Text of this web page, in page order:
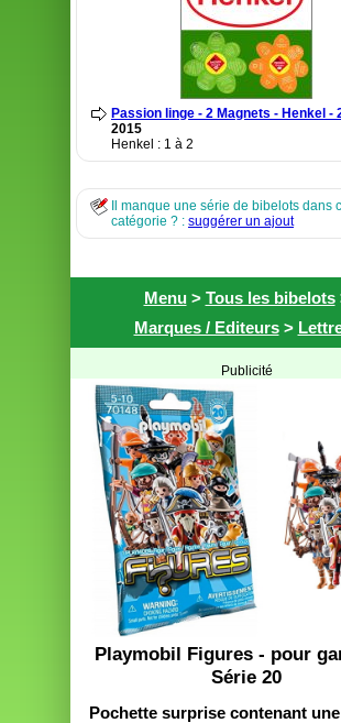
Passion linge - 2 Magnets - Henkel -
2015
Henkel : 1 à 2
Il manque une série de bibelots dans
catégorie ? : suggérer un ajout
Menu> Tous les bibelots
Marques / Editeurs>
Publicité
Playmobil Figures - pour
Série 20
Pochette surprise contenant